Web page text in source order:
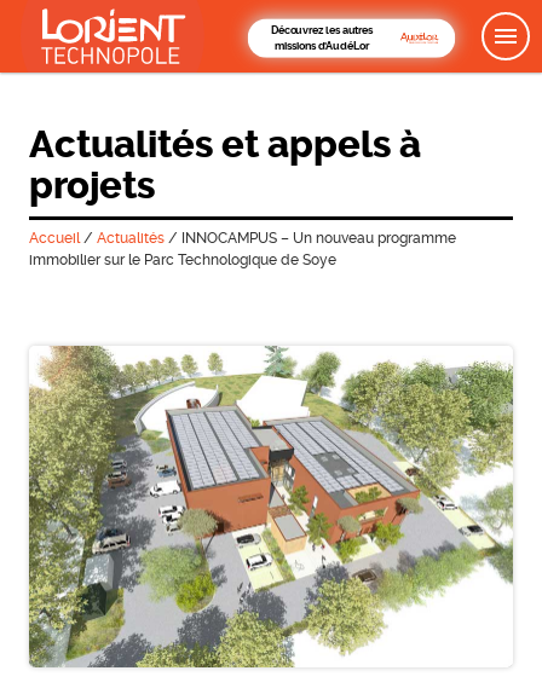
Découvrez les autres
missions d'AudéLor
Actualités et appels à
projets
Accueil/ Actualités/ INNOCAMPUS – Un nouveau programme
immobilier sur le Parc Technologique de Soye